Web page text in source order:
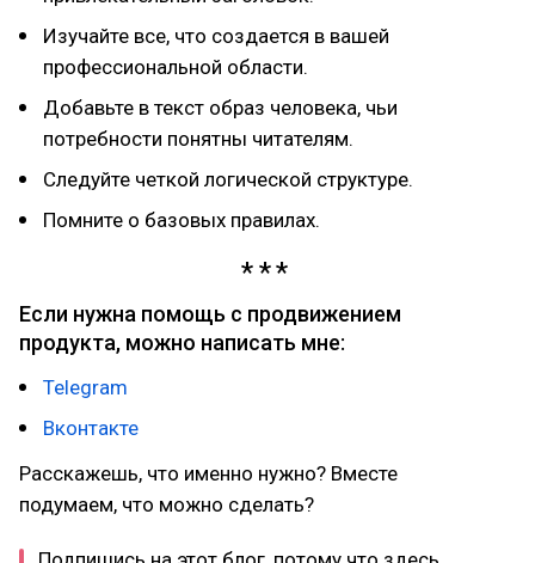
Изучайте все, что создается в вашей
профессиональной области.
Добавьте в текст образ человека, чьи
потребности понятны читателям.
Следуйте четкой логической структуре.
Помните о базовых правилах.
Если нужна помощь с продвижением
продукта, можно написать мне:
Telegram
Вконтакте
Расскажешь, что именно нужно? Вместе
подумаем, что можно сделать?